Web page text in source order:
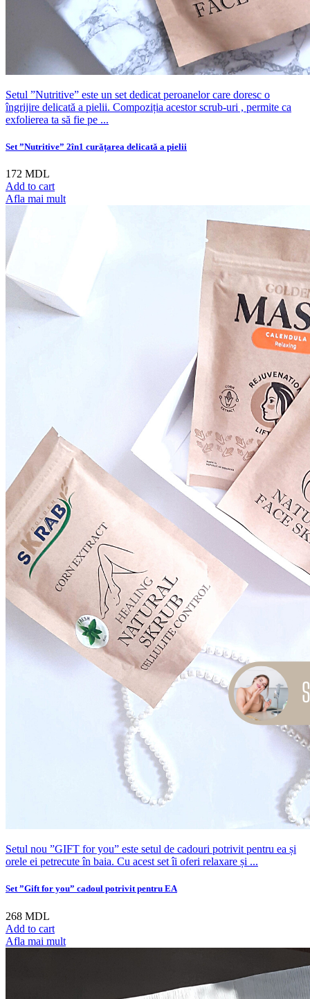
Setul ”Nutritive” este un set dedicat peroanelor care doresc o
îngrijire delicată a pielii. Compoziția acestor scrub-uri , permite ca
exfolierea ta să fie pe ...
Set ”Nutritive” 2în1 curățarea delicată a pielii
172 MDL
Add to cart
Afla mai mult
Setul nou ”GIFT for you” este setul de cadouri potrivit pentru ea și
orele ei petrecute în baia. Cu acest set îi oferi relaxare și ...
Set ”Gift for you” cadoul potrivit pentru EA
268 MDL
Add to cart
Afla mai mult